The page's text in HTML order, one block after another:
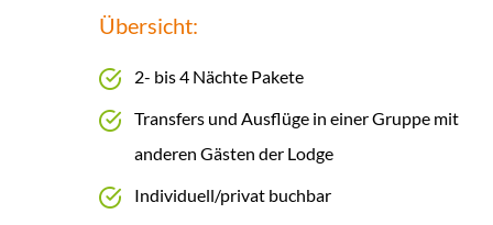
Übersicht:
2- bis 4 Nächte Pakete
Transfers und Ausflüge in einer Gruppe mit
anderen Gästen der Lodge
Individuell/privat buchbar